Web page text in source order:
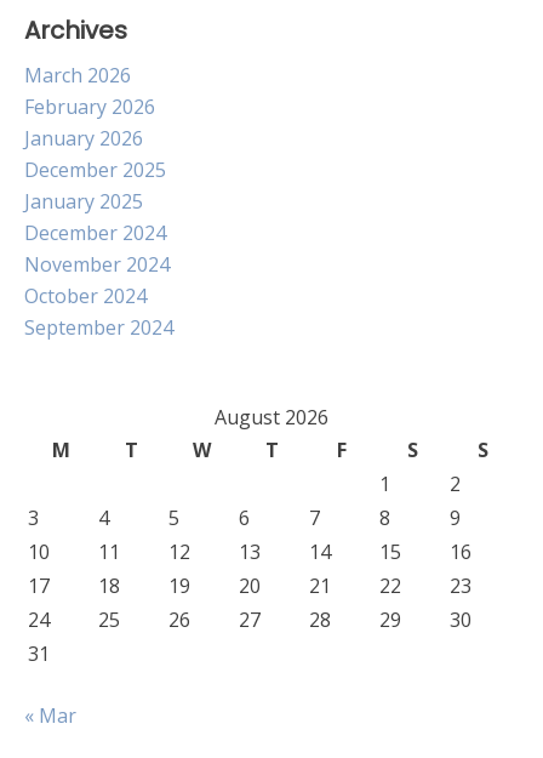
Archives
March 2026
February 2026
January 2026
December 2025
January 2025
December 2024
November 2024
October 2024
September 2024
August 2026
M
T W T F S
S
1
2
3
4 5 6 7 8
9
10
11 12 13 14 15
16
17
18 19 20 21 22
23
24
25 26 27 28 29
30
31
« Mar